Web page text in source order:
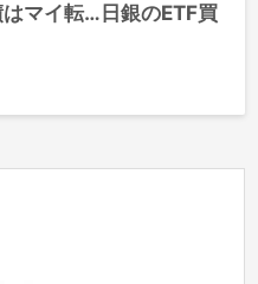
マイ転…日銀のETF買